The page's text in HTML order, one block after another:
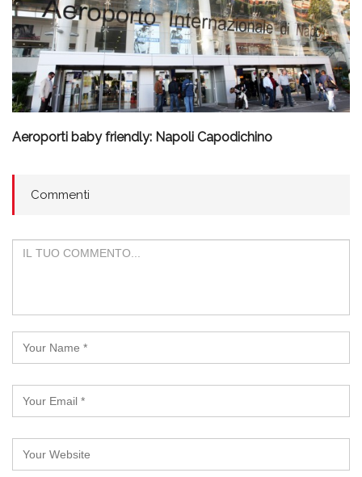
Aeroporti baby friendly: Napoli Capodichino
Commenti